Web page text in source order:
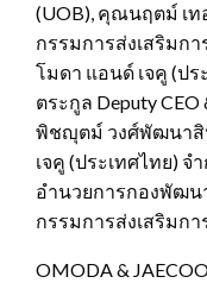
(UOB), คุณนฤตม์ เ
กรรมการส่งเสริมก
โมดา แอนด์ เจคู (ป
ตระกูล Deputy CEO
พิชญุตม์ วงศ์พัฒนาสิ
เจคู (ประเทศไทย)
อำนวยการกองพัฒน
กรรมการส่งเสริมก
OMODA &